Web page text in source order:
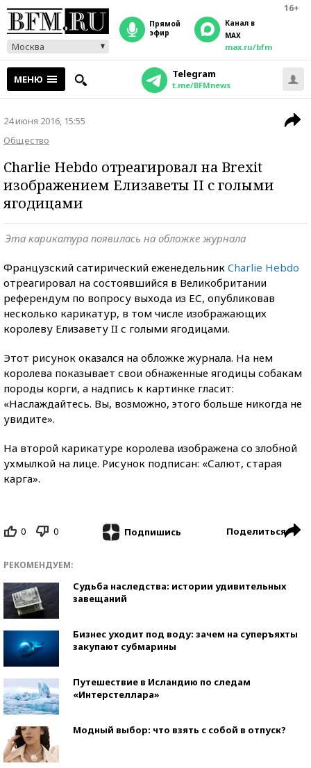
16+
Москва
прямой
эфир
Канал в
MAX
max.ru/bfm
МЕНЮ Telegram
t.me/BFMnews
24 июня 2016, 15:55
Общество
Charlie Hebdo отреагировал на Brexit
изображением Елизаветы II с голыми
ягодицами
Эта карикатура появилась на обложке журнала
Французский сатирический еженедельник Charlie Hebdo
отреагировал на состоявшийся в Великобритании
референдум по вопросу выхода из ЕС, опубликовав
несколько карикатур, в том числе изображающих
королеву Елизавету II с голыми ягодицами.
Этот рисунок оказался на обложке журнала. На нем
королева показывает свои обнаженные ягодицы собакам
породы корги, а надпись к картинке гласит:
«Наслаждайтесь. Вы, возможно, этого больше никогда не
увидите».
На второй карикатуре королева изображена со злобной
ухмылкой на лице. Рисунок подписан: «Салют, старая
карга».
0 0 Подпишись Поделиться
РЕКОМЕНДУЕМ:
Судьба наследства: истории удивительных
завещаний
Бизнес уходит под воду: зачем на суперъяхты
закупают субмарины
Путешествие в Исландию по следам
«Интерстеллара»
Модный выбор: что взять с собой в отпуск?